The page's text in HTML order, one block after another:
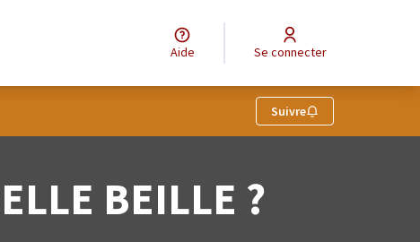
Aide Se connecter
Suivre
BEILLE ?